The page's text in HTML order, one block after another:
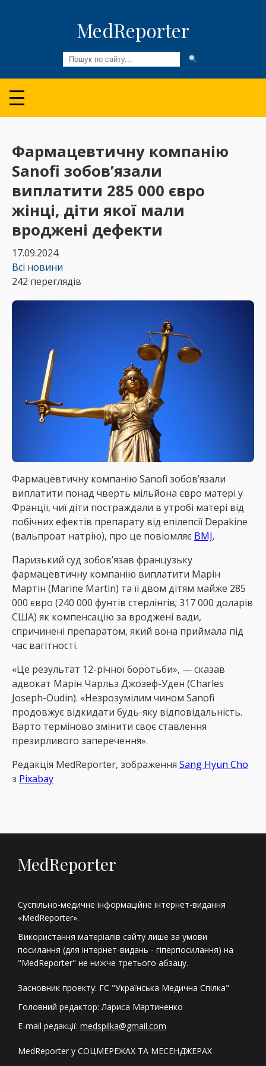
MedReporter
Всі новини
Огляди та Аналітика
Медспільнота
Колонки
Відео
Пацієнтам
Фармацевтичну компанію
Sanofi зобов’язали
виплатити 285 000 євро
жінці, діти якої мали
вроджені дефекти
17.09.2024
Всі новини
242 переглядів
Фармацевтичну компанію Sanofi зобов’язали
виплатити понад чверть мільйона євро матері у
Франції, чиї діти постраждали в утробі матері від
побічних ефектів препарату від епілепсії Depakine
(вальпроат натрію), про це повіомляє BMJ.
Паризький суд зобов’язав французьку
фармацевтичну компанію виплатити Марін
Мартін (Marine Martin) та її двом дітям майже 285
000 євро (240 000 фунтів стерлінгів; 317 000 доларів
США) як компенсацію за вроджені вади,
спричинені препаратом, який вона приймала під
час вагітності.
«Це результат 12-річної боротьби», — сказав
адвокат Марін Чарльз Джозеф-Уден (Charles
Joseph-Oudin). «Незрозумілим чином Sanofi
продовжує відкидати будь-яку відповідальність.
Варто терміново змінити своє ставлення
презирливого заперечення».
Редакція MedReрorter, зображення Sang Hyun Cho
з Pixabay
MedReporter
Суспільно-медичне інформаційне інтернет-видання
«MedReporter».
Використання матеріалів сайту лише за умови
посилання (для інтернет-видань - гіперпосилання) на
"MedReporter" не нижче третього абзацу.
Засновник проекту: ГС "Українська Медична Спілка"
Головний редактор: Лариса Мартиненко
E-mail редакції: medspilka@gmail.com
MedReporter у СОЦМЕРЕЖАХ ТА МЕСЕНДЖЕРАХ